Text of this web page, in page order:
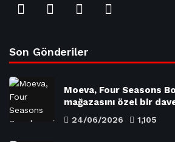
Son Gönderiler
Moeva, Four Seasons
mağazasını özel bir
24/06/2026 1,105